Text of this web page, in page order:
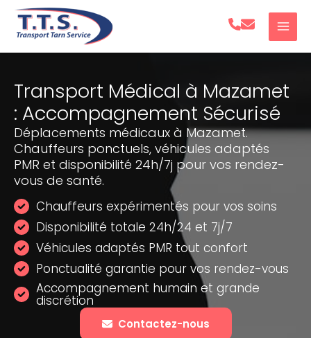
Aller
Transport Médical à Mazamet
: Accompagnement Sécurisé
Déplacements médicaux à Mazamet.
Chauffeurs ponctuels, véhicules adaptés
PMR et disponibilité 24h/7j pour vos rendez-
vous de santé.
Chauffeurs expérimentés pour vos soins
Disponibilité totale 24h/24 et 7j/7
Véhicules adaptés PMR tout confort
Ponctualité garantie pour vos rendez-vous
Accompagnement humain et grande
discrétion
Contactez-nous